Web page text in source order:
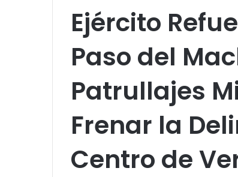
Ejército
Paso del
Patrullajes
Frenar la
Centro de